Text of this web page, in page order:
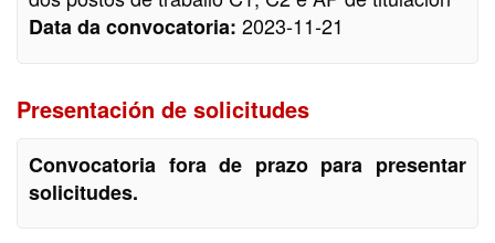
Data da convocatoria: 2023-11-21
Presentación de solicitudes
Convocatoria fora de prazo para presentar
solicitudes.